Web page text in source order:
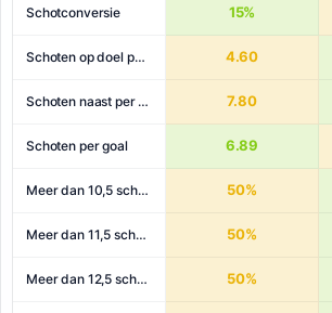
Schotconversie 15%
Schoten op doel per wedstrijd 4.60
Schoten naast per wedstrijd 7.80
Schoten per goal 6.89
Meer dan 10,5 schoten 50%
Meer dan 11,5 schoten 50%
Meer dan 12,5 schoten 50%